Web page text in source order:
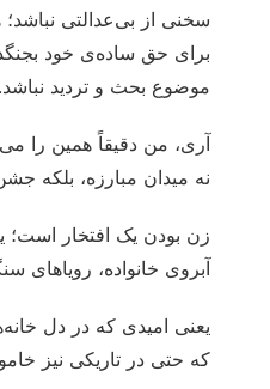
سخنی از بی‌عدالتی
برای حق ساده‌ی خود
موضوع بحث و تردید نباشد.
آری، من دقیقاً همین را
نه میدان مبارزه، بلکه
زن بودن یک افتخار
آبروی خانواده، رویاهای
یعنی امیدی که در دل
که حتی در تاریکی نیز